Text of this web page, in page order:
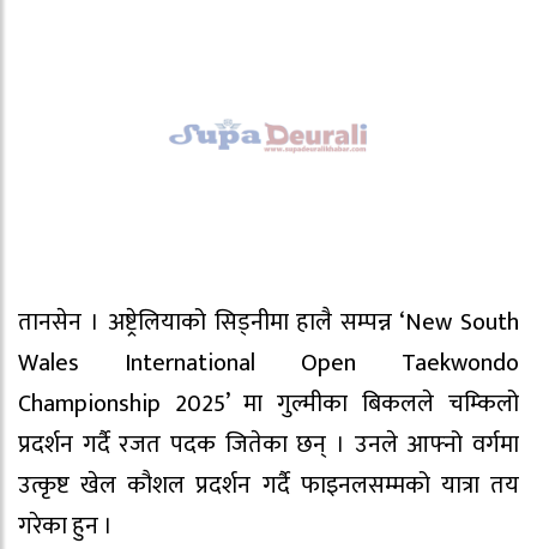
तानसेन । अष्ट्रेलियाको सिड्नीमा हालै सम्पन्न ‘New South
Wales International Open Taekwondo
Championship 2025’ मा गुल्मीका बिकलले चम्किलो
प्रदर्शन गर्दै रजत पदक जितेका छन् । उनले आफ्नो वर्गमा
उत्कृष्ट खेल कौशल प्रदर्शन गर्दै फाइनलसम्मको यात्रा तय
गरेका हुन ।